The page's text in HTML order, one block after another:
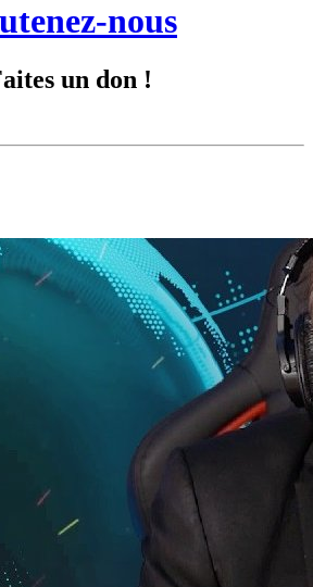
nous
un don !